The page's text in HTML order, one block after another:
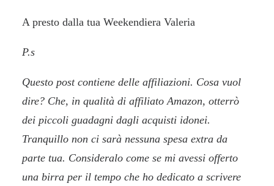
A presto dalla tua Weekendiera Valeria
P.s
Questo post contiene delle affiliazioni. Cosa vuol
dire? Che, in qualità di affiliato Amazon, otterrò
dei piccoli guadagni dagli acquisti idonei.
Tranquillo non ci sarà nessuna spesa extra da
parte tua. Consideralo come se mi avessi offerto
una birra per il tempo che ho dedicato a scrivere